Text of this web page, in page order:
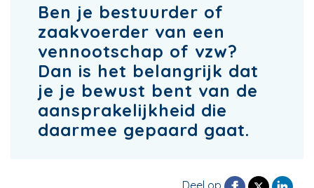
Ben je bestuurder of
zaakvoerder van een
vennootschap of vzw?
Dan is het belangrijk dat
je je bewust bent van de
aansprakelijkheid die
daarmee gepaard gaat.
Deel op